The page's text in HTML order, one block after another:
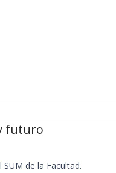
futuro
de la Facultad.